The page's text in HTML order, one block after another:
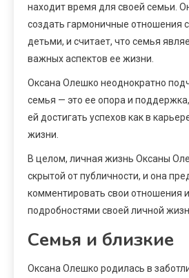
находит время для своей семьи.
создать гармоничные отношения
детьми, и считает, что семья
важных аспектов ее жизни.
Оксана Олешко неоднократно
семья — это ее опора и
ей достигать успехов как в
жизни.
В целом, личная жизнь Оксаны
скрытой от публичности, и она
комментировать свои отношения
подробностями своей личной
Семья и близкие
Оксана Олешко родилась в